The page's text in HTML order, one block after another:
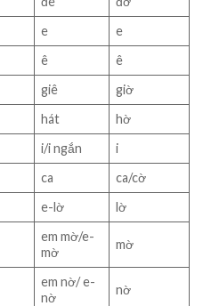
e
e
ê
ê
giê
giờ
hát
hờ
i/i ngắn
i
ca
ca/cờ
e-lờ lờ
em mờ/e-
mờ
mờ
em nờ/ e-
nờ
nờ